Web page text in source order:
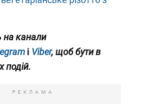
на канали
і Viber, щоб бути в
подій.
РЕКЛАМА